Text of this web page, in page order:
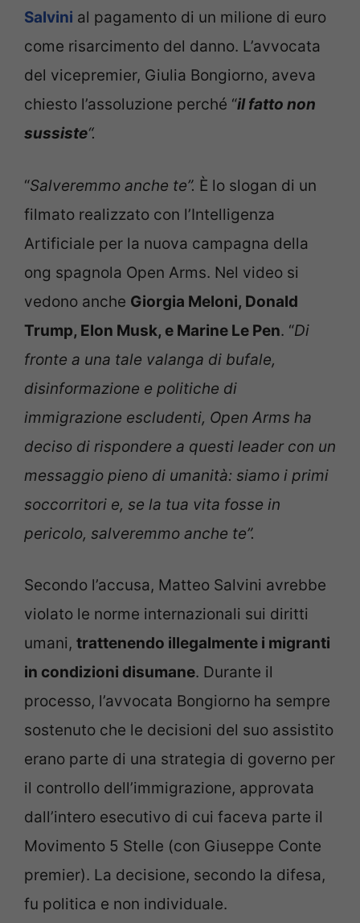
Salvini al pagamento di un milione di euro
come risarcimento del danno. L’avvocata
del vicepremier, Giulia Bongiorno, aveva
chiesto l’assoluzione perché “il fatto non
sussiste“.
“Salveremmo anche te”. È lo slogan di un
filmato realizzato con l’Intelligenza
Artificiale per la nuova campagna della
ong spagnola Open Arms. Nel video si
vedono anche Giorgia Meloni, Donald
Trump, Elon Musk, e Marine Le Pen. “Di
fronte a una tale valanga di bufale,
disinformazione e politiche di
immigrazione escludenti, Open Arms ha
deciso di rispondere a questi leader con un
messaggio pieno di umanità: siamo i primi
soccorritori e, se la tua vita fosse in
pericolo, salveremmo anche te”.
Secondo l’accusa, Matteo Salvini avrebbe
violato le norme internazionali sui diritti
umani, trattenendo illegalmente i migranti
in condizioni disumane. Durante il
processo, l’avvocata Bongiorno ha sempre
sostenuto che le decisioni del suo assistito
erano parte di una strategia di governo per
il controllo dell’immigrazione, approvata
dall’intero esecutivo di cui faceva parte il
Movimento 5 Stelle (con Giuseppe Conte
premier). La decisione, secondo la difesa,
fu politica e non individuale.